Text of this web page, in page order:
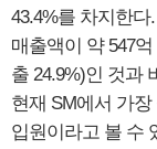
43.4%를 차지한다
매출액이 약 547
출 24.9%)인 것과
현재 SM에서 가
입원이라고 볼 수